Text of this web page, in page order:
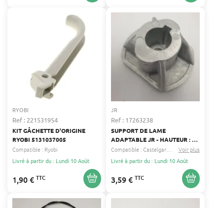
RYOBI
Ref : 221531954
KIT GÂCHETTE D'ORIGINE
RYOBI 5131037005
Compatible : Ryobi
Livré à partir du : Lundi 10 Août
1,90 € TTC
JR
Ref : 17263238
SUPPORT DE LAME
ADAPTABLE JR - HAUTEUR : 36
MM - REMPLACE ORIGINE :
125463200/0, 25463200/0,
80225-Y09-003
Compatible : Castelgarden Ggp...
Voir plus
Livré à partir du : Lundi 10 Août
3,59 € TTC